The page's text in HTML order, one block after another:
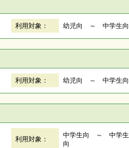
利用対象： 幼児向 ～ 中学生向
利用対象： 幼児向 ～ 中学生向
利用対象：
中学生向 ～ 中学生
向